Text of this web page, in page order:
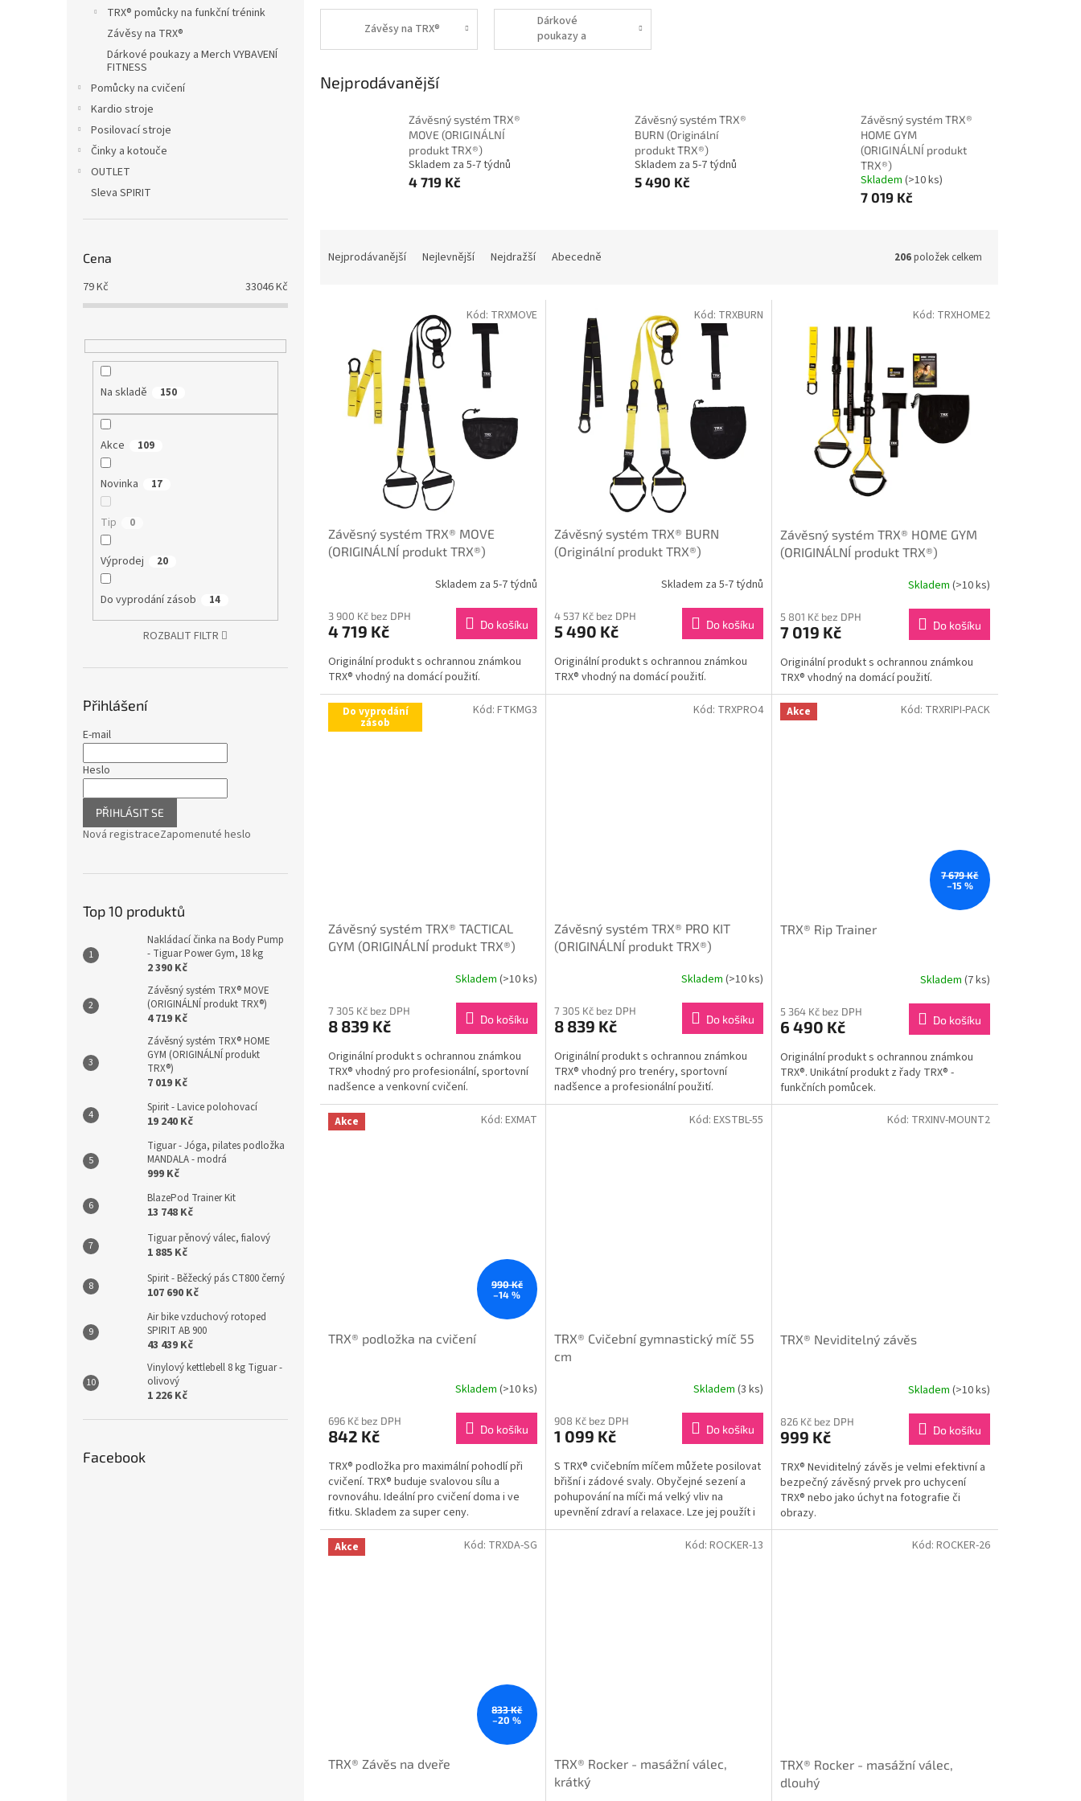
TRX® pomůcky na funkční trénink
Závěsy na TRX®
Dárkové poukazy a Merch VYBAVENÍ
FITNESS
Pomůcky na cvičení
Kardio stroje
Posilovací stroje
Činky a kotouče
OUTLET
Sleva SPIRIT
Cena
79Kč 33046Kč
Na skladě 150
Akce 109
Novinka 17
Tip 0
Výprodej 20
Do vyprodání zásob 14
ROZBALIT FILTR
Přihlášení
E-mail
Heslo
PŘIHLÁSIT SE
Nová registraceZapomenuté heslo
Top 10 produktů
Nakládací činka na Body Pump
- Tiguar Power Gym, 18 kg
2 390 Kč
Závěsný systém TRX® MOVE
(ORIGINÁLNÍ produkt TRX®)
4 719 Kč
Závěsný systém TRX® HOME
GYM (ORIGINÁLNÍ produkt
TRX®)
7 019 Kč
Spirit - Lavice polohovací
19 240 Kč
Tiguar - Jóga, pilates podložka
MANDALA - modrá
999 Kč
BlazePod Trainer Kit
13 748 Kč
Tiguar pěnový válec, fialový
1 885 Kč
Spirit - Běžecký pás CT800 černý
107 690 Kč
Air bike vzduchový rotoped
SPIRIT AB 900
43 439 Kč
Vinylový kettlebell 8 kg Tiguar -
olivový
1 226 Kč
Facebook
Závěsy na TRX®
Dárkové
poukazy a
Merch VYBAVENÍ
Nejprodávanější
Závěsný systém TRX®
MOVE (ORIGINÁLNÍ
produkt TRX®)
Skladem za 5-7 týdnů
4 719 Kč
Závěsný systém TRX®
BURN (Originální
produkt TRX®)
Skladem za 5-7 týdnů
5 490 Kč
Závěsný systém TRX®
HOME GYM
(ORIGINÁLNÍ produkt
TRX®)
Skladem (>10 ks)
7 019 Kč
Nejprodávanější Nejlevnější Nejdražší Abecedně 206položek celkem
Závěsný systém TRX® MOVE
(ORIGINÁLNÍ produkt TRX®)
Skladem za 5-7 týdnů
3 900 Kč bez DPH
4 719 Kč Do košíku
Originální produkt s ochrannou známkou
TRX® vhodný na domácí použití.
Kód: TRXMOVE
Závěsný systém TRX® BURN
(Originální produkt TRX®)
Skladem za 5-7 týdnů
4 537 Kč bez DPH
5 490 Kč Do košíku
Originální produkt s ochrannou známkou
TRX® vhodný na domácí použití.
Kód: TRXBURN
Závěsný systém TRX® HOME GYM
(ORIGINÁLNÍ produkt TRX®)
Skladem (>10 ks)
5 801 Kč bez DPH
7 019 Kč Do košíku
Originální produkt s ochrannou známkou
TRX® vhodný na domácí použití.
Kód: TRXHOME2
Do vyprodání
zásob
Závěsný systém TRX® TACTICAL
GYM (ORIGINÁLNÍ produkt TRX®)
Skladem (>10 ks)
7 305 Kč bez DPH
8 839 Kč Do košíku
Originální produkt s ochrannou známkou
TRX® vhodný pro profesionální, sportovní
nadšence a venkovní cvičení.
Kód: FTKMG3
Závěsný systém TRX® PRO KIT
(ORIGINÁLNÍ produkt TRX®)
produktu
je
z
5
hvězdiček.
Skladem (>10 ks)
7 305 Kč bez DPH
8 839 Kč Do košíku
Originální produkt s ochrannou známkou
TRX® vhodný pro trenéry, sportovní
nadšence a profesionální použití.
Kód: TRXPRO4 Akce
7 679 Kč
–15 %
TRX® Rip Trainer
Skladem (7 ks)
5 364 Kč bez DPH
6 490 Kč Do košíku
Originální produkt s ochrannou známkou
TRX®. Unikátní produkt z řady TRX® -
funkčních pomůcek.
Kód: TRXRIPI-PACK
Akce
990 Kč
–14 %
TRX® podložka na cvičení
Skladem (>10 ks)
696 Kč bez DPH
842 Kč Do košíku
TRX® podložka pro maximální pohodlí při
cvičení. TRX® buduje svalovou sílu a
rovnováhu. Ideální pro cvičení doma i ve
fitku. Skladem za super ceny.
Kód: EXMAT
TRX® Cvičební gymnastický míč 55
cm
Skladem (3 ks)
908 Kč bez DPH
1 099 Kč Do košíku
S TRX® cvičebním míčem můžete posilovat
břišní i zádové svaly. Obyčejné sezení a
pohupování na míči má velký vliv na
upevnění zdraví a relaxace. Lze jej použít i
jako...
Kód: EXSTBL-55
TRX® Neviditelný závěs
Skladem (>10 ks)
826 Kč bez DPH
999 Kč Do košíku
TRX® Neviditelný závěs je velmi efektivní a
bezpečný závěsný prvek pro uchycení
TRX® nebo jako úchyt na fotografie či
obrazy.
Kód: TRXINV-MOUNT2
Akce
833 Kč
–20 %
TRX® Závěs na dveře
Kód: TRXDA-SG
TRX® Rocker - masážní válec,
krátký
Kód: ROCKER-13
TRX® Rocker - masážní válec,
dlouhý
Kód: ROCKER-26